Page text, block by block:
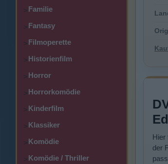
>Familie
>Fantasy
>Filmoperette
>Historienfilm
>Horror
>Horrorkomödie
>Kinderfilm
>Klassiker
>Komödie
>Komödie / Thriller
Hier
der